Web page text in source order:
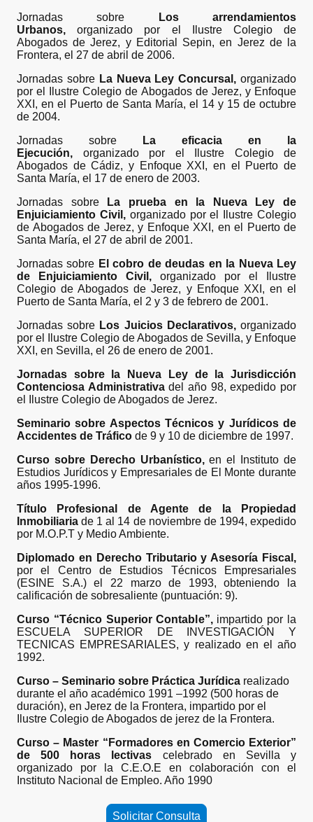
Jornadas sobre
Los arrendamientos
Urbanos,organizado por el Ilustre Colegio de
Abogados de Jerez, y Editorial Sepin, en Jerez de la
Frontera, el 27 de abril de 2006.
Jornadas sobre La Nueva Ley Concursal,organizado
por el Ilustre Colegio de Abogados de Jerez, y Enfoque
XXI, en el Puerto de Santa María, el 14 y 15 de octubre
de 2004.
Jornadas sobre
La eficacia en la
Ejecución, organizado por el Ilustre Colegio de
Abogados de Cádiz, y Enfoque XXI, en el Puerto de
Santa María, el 17 de enero de 2003.
Jornadas sobre
La prueba en la Nueva Ley de
Enjuiciamiento Civil, organizado por el Ilustre Colegio
de Abogados de Jerez, y Enfoque XXI, en el Puerto de
Santa María, el 27 de abril de 2001.
Jornadas sobre El cobro de deudas en la Nueva Ley
de Enjuiciamiento Civil, organizado por el Ilustre
Colegio de Abogados de Jerez, y Enfoque XXI, en el
Puerto de Santa María, el 2 y 3 de febrero de 2001.
Jornadas sobre Los Juicios Declarativos,organizado
por el Ilustre Colegio de Abogados de Sevilla, y Enfoque
XXI, en Sevilla, el 26 de enero de 2001.
Jornadas sobre la Nueva Ley de la Jurisdicción
Contenciosa Administrativadel año 98, expedido por
el Ilustre Colegio de Abogados de Jerez.
Seminario sobre Aspectos Técnicos y Jurídicos de
Accidentes de Tráfico de 9 y 10 de diciembre de 1997.
Curso sobre Derecho Urbanístico,en el Instituto de
Estudios Jurídicos y Empresariales de El Monte durante
años 1995-1996.
Título Profesional de Agente de la Propiedad
Inmobiliaria de 1 al 14 de noviembre de 1994, expedido
por M.O.P.T y Medio Ambiente.
Diplomado en Derecho Tributario y Asesoría Fiscal,
por el Centro de Estudios Técnicos Empresariales
(ESINE S.A.) el 22 marzo de 1993, obteniendo la
calificación de sobresaliente (puntuación: 9).
Curso “Técnico Superior Contable”,impartido por la
ESCUELA SUPERIOR DE INVESTIGACIÓN Y
TECNICAS EMPRESARIALES, y realizado en el año
1992.
Curso – Seminario sobre Práctica Jurídica realizado
durante el año académico 1991 –1992 (500 horas de
duración), en Jerez de la Frontera, impartido por el
Ilustre Colegio de Abogados de jerez de la Frontera.
Curso – Master “Formadores en Comercio Exterior”
de 500 horas lectivas celebrado en Sevilla y
organizado por la C.E.O.E en colaboración con el
Instituto Nacional de Empleo. Año 1990
Solicitar Consulta